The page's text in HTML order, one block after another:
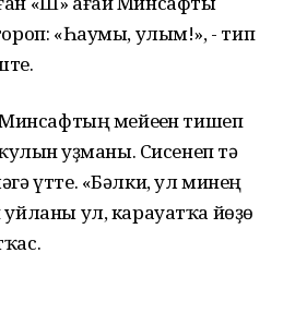
«Һаумы, улым!», - тип
мейеһен тишеп
һуҙманы. Сисенеп тә
үтте. «Бәлки, ул минең
ул, карауатҡа йөҙө